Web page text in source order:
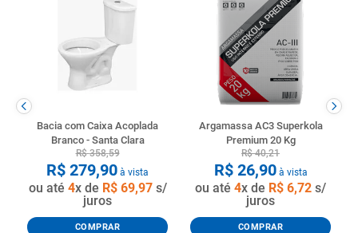
Bacia com Caixa Acoplada
Branco - Santa Clara
R$ 358,59
R$ 279,90 à vista
ou até 4x de R$ 69,97s/
juros
COMPRAR
Argamassa AC3 Superkola
Premium 20 Kg
R$ 40,21
R$ 26,90à vista
ou até 4x de R$ 6,72 s/
juros
COMPRAR